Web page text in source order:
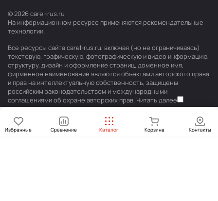
Избранные Сравнение Каталог Корзина Контакты
© 2026 carel-rus.ru
На информационном ресурсе применяются рекомендательные
технологии.
Все ресурсы сайта carel-rus.ru, включая (но не ограничиваясь)
текстовую, графическую, фотографическую и видео информацию,
структуру, дизайн и оформление страниц, доменное имя,
фирменное наименование являются объектами авторского права
и прав на интеллектуальную собственность, защищены
российским законодательством и международными
соглашениями об охране авторских прав. Читать далее